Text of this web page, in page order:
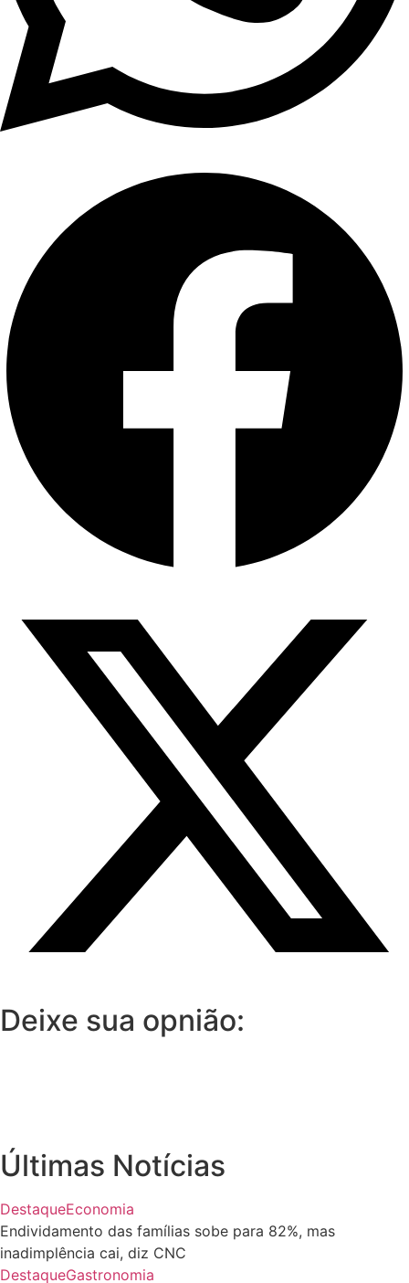
Deixe sua opnião:
Últimas Notícias
DestaqueEconomia
Endividamento das famílias sobe para 82%, mas
inadimplência cai, diz CNC
DestaqueGastronomia